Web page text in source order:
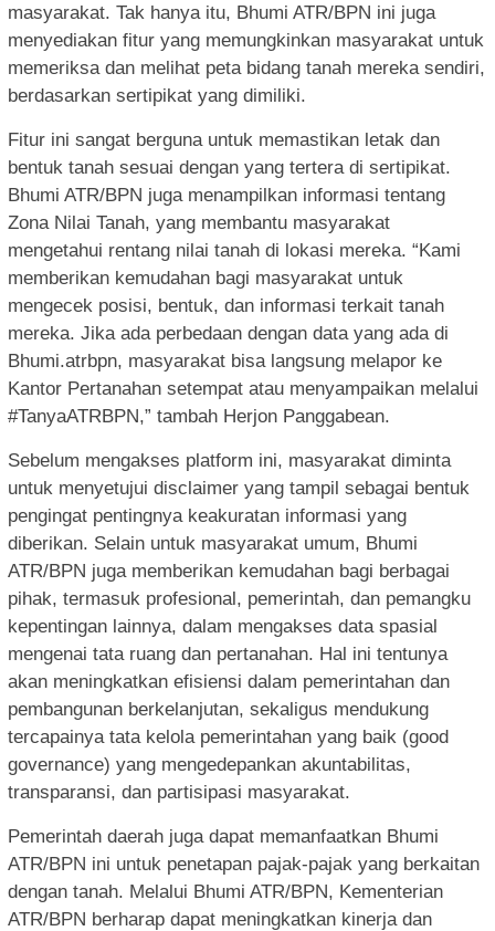
masyarakat. Tak hanya itu, Bhumi ATR/BPN ini juga
menyediakan fitur yang memungkinkan masyarakat untuk
memeriksa dan melihat peta bidang tanah mereka sendiri,
berdasarkan sertipikat yang dimiliki.
Fitur ini sangat berguna untuk memastikan letak dan
bentuk tanah sesuai dengan yang tertera di sertipikat.
Bhumi ATR/BPN juga menampilkan informasi tentang
Zona Nilai Tanah, yang membantu masyarakat
mengetahui rentang nilai tanah di lokasi mereka. “Kami
memberikan kemudahan bagi masyarakat untuk
mengecek posisi, bentuk, dan informasi terkait tanah
mereka. Jika ada perbedaan dengan data yang ada di
Bhumi.atrbpn, masyarakat bisa langsung melapor ke
Kantor Pertanahan setempat atau menyampaikan melalui
#TanyaATRBPN,” tambah Herjon Panggabean.
Sebelum mengakses platform ini, masyarakat diminta
untuk menyetujui disclaimer yang tampil sebagai bentuk
pengingat pentingnya keakuratan informasi yang
diberikan. Selain untuk masyarakat umum, Bhumi
ATR/BPN juga memberikan kemudahan bagi berbagai
pihak, termasuk profesional, pemerintah, dan pemangku
kepentingan lainnya, dalam mengakses data spasial
mengenai tata ruang dan pertanahan. Hal ini tentunya
akan meningkatkan efisiensi dalam pemerintahan dan
pembangunan berkelanjutan, sekaligus mendukung
tercapainya tata kelola pemerintahan yang baik (good
governance) yang mengedepankan akuntabilitas,
transparansi, dan partisipasi masyarakat.
Pemerintah daerah juga dapat memanfaatkan Bhumi
ATR/BPN ini untuk penetapan pajak-pajak yang berkaitan
dengan tanah. Melalui Bhumi ATR/BPN, Kementerian
ATR/BPN berharap dapat meningkatkan kinerja dan